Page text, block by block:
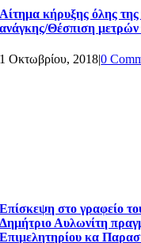
Αίτημα κήρυξης όλης
ανάγκης/Θέσπιση
1 Οκτωβρίου, 2018|0
Επίσκεψη στο γραφείο
Δημήτριο Αυλωνίτη
Επιμελητηρίου κα